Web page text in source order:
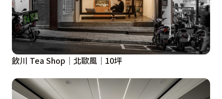
飲川 Tea Shop｜北歐風｜10坪